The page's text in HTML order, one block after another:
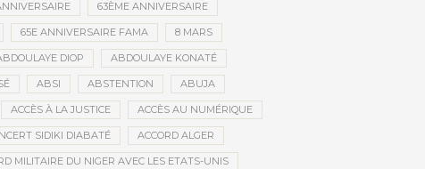
63ÈME ANNIVERSAIRE
65E ANNIVERSAIRE FAMA 8 MARS
DIOP ABDOULAYE KONATÉ
ABSI ABSTENTION ABUJA
ACCÈS À LA JUSTICE ACCÈS AU NUMÉRIQUE
SIDIKI DIABATÉ ACCORD ALGER
MILITAIRE DU NIGER AVEC LES ETATS-UNIS